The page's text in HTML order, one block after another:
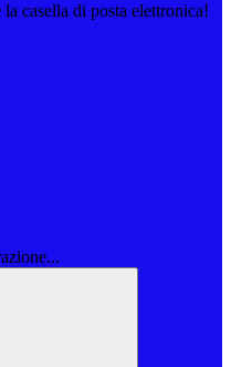
casella di posta elettronica!